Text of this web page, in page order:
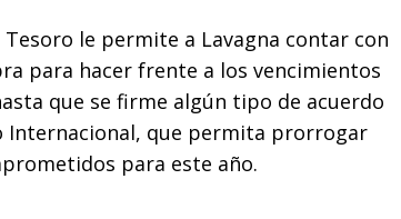
le permite a Lavagna contar con
para hacer frente a los vencimientos
que se firme algún tipo de acuerdo
Internacional, que permita prorrogar
para este año.